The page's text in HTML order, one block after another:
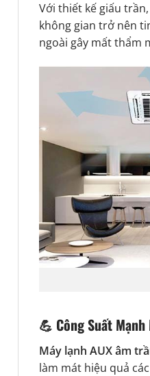
Với thiết kế giấu
không gian trở nên
ngoài gây mất thẩm
💪 Công Suất
Máy lạnh AUX âm
làm mát hiệu quả